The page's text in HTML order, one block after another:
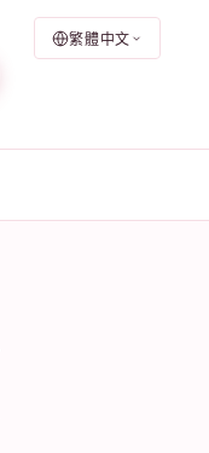
繁體中文